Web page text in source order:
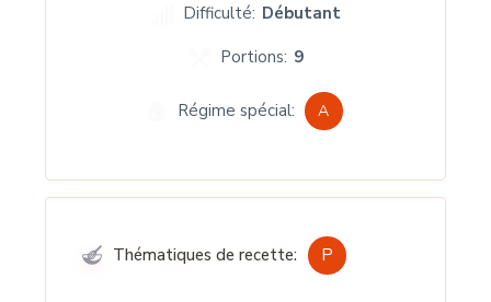
Difficulté: Débutant
Portions: 9
Régime spécial: A
Thématiques de recette: P